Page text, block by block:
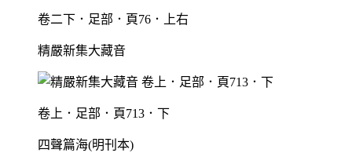
卷二下．足部．頁76．上右
精嚴新集大藏音
卷上．足部．頁713．下
四聲篇海(明刊本)